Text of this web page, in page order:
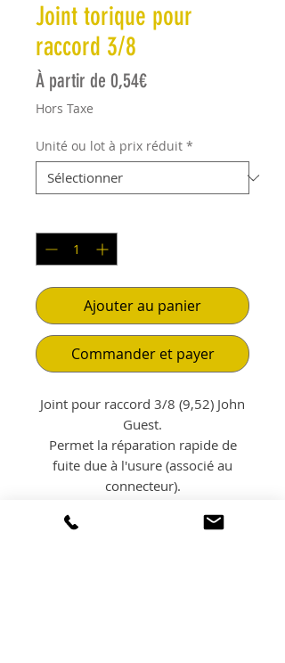
Joint torique pour
raccord 3/8
À partir de 0,54€Prix promotionnel
Hors Taxe
Unité ou lot à prix réduit *
Ajouter au panier
Commander et payer
Joint pour raccord 3/8 (9,52) John
Guest.
Permet la réparation rapide de
fuite due à l'usure (associé au
connecteur).